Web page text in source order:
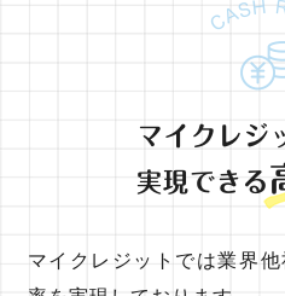
マイクレジ
実現できる
マイクレジットでは業界